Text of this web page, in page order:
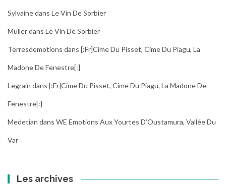
Sylvainedans Le Vin De Sorbier
Mullerdans Le Vin De Sorbier
Terresdemotions dans [:fr]Cime Du Pisset, Cime Du Piagu, La
Madone De Fenestre[:]
Legrain dans [:fr]Cime Du Pisset, Cime Du Piagu, La Madone De
Fenestre[:]
Medetian dans WE Emotions Aux Yourtes D’Oustamura, Vallée Du
Var
Les archives